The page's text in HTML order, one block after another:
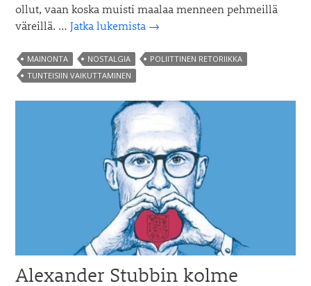
ollut, vaan koska muisti maalaa menneen pehmeillä
väreillä. …Jatka lukemista Nostalgian
voima
→
MAINONTA NOSTALGIA
POLIITTINEN RETORIIKKA
TUNTEISIIN VAIKUTTAMINEN
Alexander Stubbin kolme